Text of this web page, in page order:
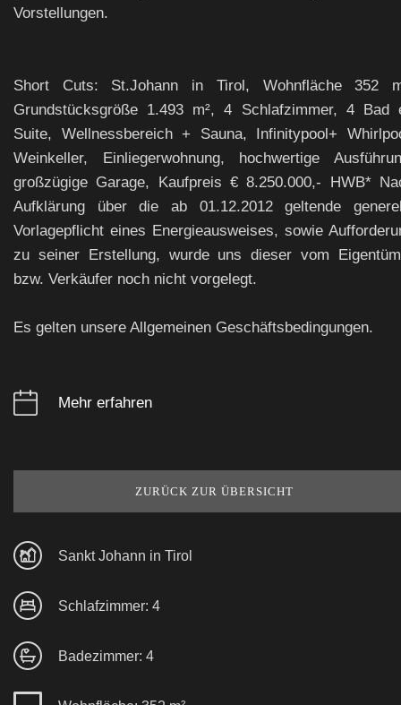
Vorstellungen.
Short Cuts: St.Johann in Tirol, Wohnfläche 352
Grundstücksgröße 1.493 m², 4 Schlafzimmer, 4 Bad
Suite, Wellnessbereich + Sauna, Infinitypool+
Weinkeller, Einliegerwohnung, hochwertige
großzügige Garage, Kaufpreis € 8.250.000,- HWB*
Aufklärung über die ab 01.12.2012 geltende
Vorlagepflicht eines Energieausweises, sowie
zu seiner Erstellung, wurde uns dieser vom
bzw. Verkäufer noch nicht vorgelegt.
Es gelten unsere Allgemeinen Geschäftsbedingungen.
Mehr erfahren
ZURÜCK ZUR ÜBERSICHT
Sankt Johann in Tirol
Schlafzimmer: 4
Badezimmer: 4